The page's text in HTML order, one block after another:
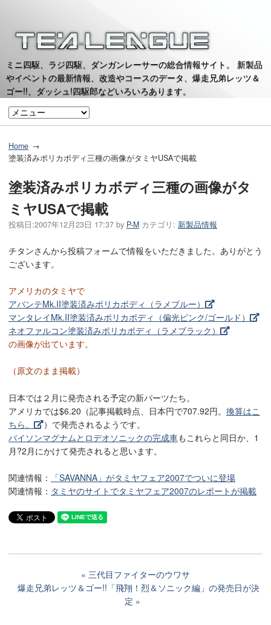
ミニ四駆、ラジ四駆、ダンガンレーサーの総合情報サイト。 新製品
やイベントの最新情報、改造やコースのデータ、爆走兄弟レッツ＆
ゴー!!、ダッシュ!四駆郎などいろいろあります。
Home
塗装済みポリカボディ三種の画像がタミヤUSAで掲載
塗装済みポリカボディ三種の画像がタ
ミヤUSAで掲載
投稿日:2007年12月23日 17:37 by P-M カテゴリ: 新製品情報
チタンさんから投稿フォームで情報をいただきました。ありがとう
ございます。
アメリカのタミヤで
アバンテMk.II塗装済みポリカボディ（ラメブルー）
マンタレイMk.II塗装済みポリカボディ（偏光ピンク/ゴールド）
ネオファルコン塗装済みポリカボディ（ラメブラック）
の画像が出ています。
（原文のまま掲載）
日本では２月に発売される予定の新パーツたち。
アメリカでは$6.20（記事掲載時点、日本円で707.92円。 換算はこ
ちら。
）で発売されるようです。
バイソンマグナムとロデオソニックの完成車もこれらと同日か、1
月?2月にかけて発売されると思います。
関連情報：
「SAVANNA」がタミヤフェア2007でついに登場
関連情報： タミヤのサイトでタミヤフェア2007のレポートが掲載
三代目ファイターのウワサ
爆走兄弟レッツ＆ゴー!!「飛翔！烈＆ソニック編」の発売日が決
定